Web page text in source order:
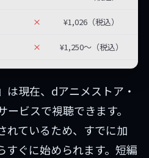
× ¥1,026（税込）
× ¥1,250〜（税込）
は現在、dアニメストア・
ビスで視聴できます。
れているため、すでに加
すぐに始められます。短編